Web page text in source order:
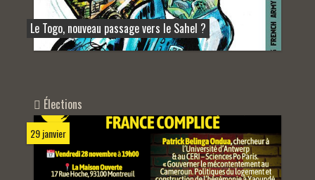
Le Togo, nouveau passage vers le Sahel ?
Élections
29 janvier